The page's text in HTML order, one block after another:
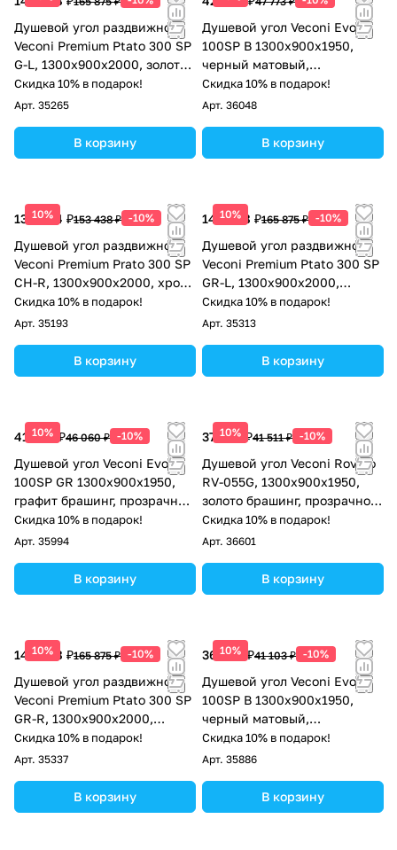
Душевой угол раздвижной
Veconi Premium Ptato 300 SP
G-L, 1300х900x2000, золото
брашированный, стекло
прозрачное
Скидка 10% в подарок!
Арт. 35265
В корзину
Душевой угол Veconi Evo
100SP B 1300х900x1950,
черный матовый,
тонированное стекло
Скидка 10% в подарок!
Арт. 36048
В корзину
10%
138 094 ₽153 438 ₽ -10%
Душевой угол раздвижной
Veconi Premium Prato 300 SP
CH-R, 1300х900x2000, хром,
стекло прозрачное
Скидка 10% в подарок!
Арт. 35193
В корзину
10%
149 288 ₽165 875 ₽ -10%
Душевой угол раздвижной
Veconi Premium Ptato 300 SP
GR-L, 1300х900x2000,
брашированный графит,
стекло прозрачное
Скидка 10% в подарок!
Арт. 35313
В корзину
10%
41 454 ₽46 060 ₽ -10%
Душевой угол Veconi Evo
100SP GR 1300х900x1950,
графит брашинг, прозрачное
стекло
Скидка 10% в подарок!
Арт. 35994
В корзину
10%
37 360 ₽41 511 ₽ -10%
Душевой угол Veconi Rovigo
RV-055G, 1300х900х1950,
золото брашинг, прозрачное
стекло
Скидка 10% в подарок!
Арт. 36601
В корзину
10%
149 288 ₽165 875 ₽ -10%
Душевой угол раздвижной
Veconi Premium Ptato 300 SP
GR-R, 1300х900x2000,
брашированный графит,
стекло прозрачное
Скидка 10% в подарок!
Арт. 35337
В корзину
10%
36 993 ₽41 103 ₽ -10%
Душевой угол Veconi Evo
100SP B 1300х900x1950,
черный матовый,
прозрачное стекло
Скидка 10% в подарок!
Арт. 35886
В корзину